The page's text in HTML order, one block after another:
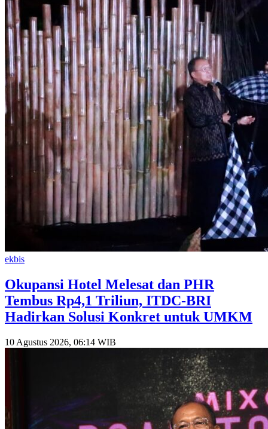
ekbis
Okupansi Hotel Melesat dan PHR
Tembus Rp4,1 Triliun, ITDC-BRI
Hadirkan Solusi Konkret untuk UMKM
10 Agustus 2026, 06:14 WIB